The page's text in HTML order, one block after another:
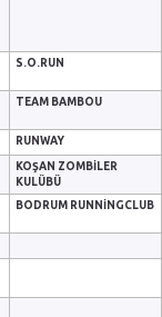
S.O.RUN
TEAM BAMBOU
RUNWAY
KOŞAN ZOMBILER
KULÜBÜ
BODRUM RUNNINGCLUB